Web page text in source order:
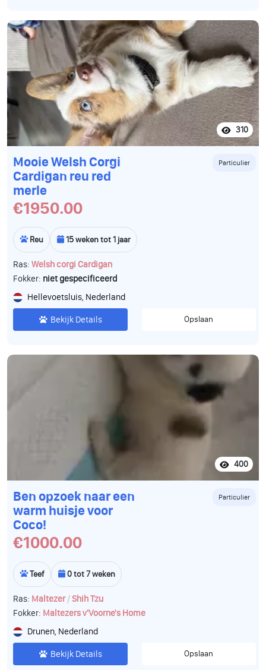
310
Mooie Welsh Corgi
Cardigan reu red
merle
Particulier
€1950.00
Reu 15 weken tot 1 jaar
Ras: Welsh corgi Cardigan
Fokker: niet gespecificeerd
Hellevoetsluis, Nederland
Bekijk Details Opslaan
400
Ben opzoek naar een
warm huisje voor
Coco!
Particulier
€1000.00
Teef 0 tot 7 weken
Ras: Maltezer/Shih Tzu
Fokker: Maltezers v'Voorne's Home
Drunen, Nederland
Bekijk Details Opslaan